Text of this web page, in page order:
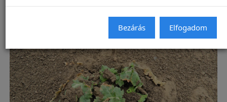
letakart repcenövények láthatók.
Bezárás Elfogadom